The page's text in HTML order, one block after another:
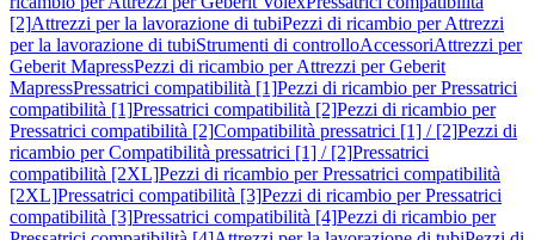
[2]Attrezzi per la lavorazione di tubiPezzi di ricambio per Attrezzi
per la lavorazione di tubiStrumenti di controlloAccessoriAttrezzi per
Geberit MapressPezzi di ricambio per Attrezzi per Geberit
MapressPressatrici compatibilità [1]Pezzi di ricambio per Pressatrici
compatibilità [1]Pressatrici compatibilità [2]Pezzi di ricambio per
Pressatrici compatibilità [2]Compatibilità pressatrici [1] / [2]Pezzi di
ricambio per Compatibilità pressatrici [1] / [2]Pressatrici
compatibilità [2XL]Pezzi di ricambio per Pressatrici compatibilità
[2XL]Pressatrici compatibilità [3]Pezzi di ricambio per Pressatrici
compatibilità [3]Pressatrici compatibilità [4]Pezzi di ricambio per